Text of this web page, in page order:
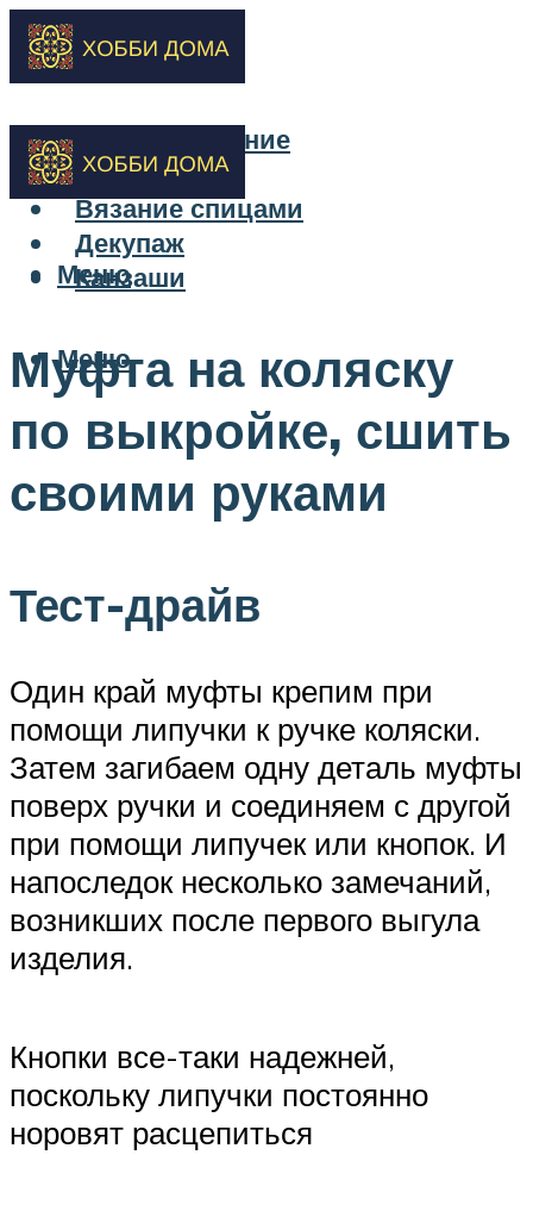
Бисероплетение
Вышивка
Вязание спицами
Декупаж
Канзаши
Меню
Меню
Муфта на коляску
по выкройке, сшить
своими руками
Тест-драйв
Один край муфты крепим при
помощи липучки к ручке коляски.
Затем загибаем одну деталь муфты
поверх ручки и соединяем с другой
при помощи липучек или кнопок. И
напоследок несколько замечаний,
возникших после первого выгула
изделия.
Кнопки все-таки надежней,
поскольку липучки постоянно
норовят расцепиться